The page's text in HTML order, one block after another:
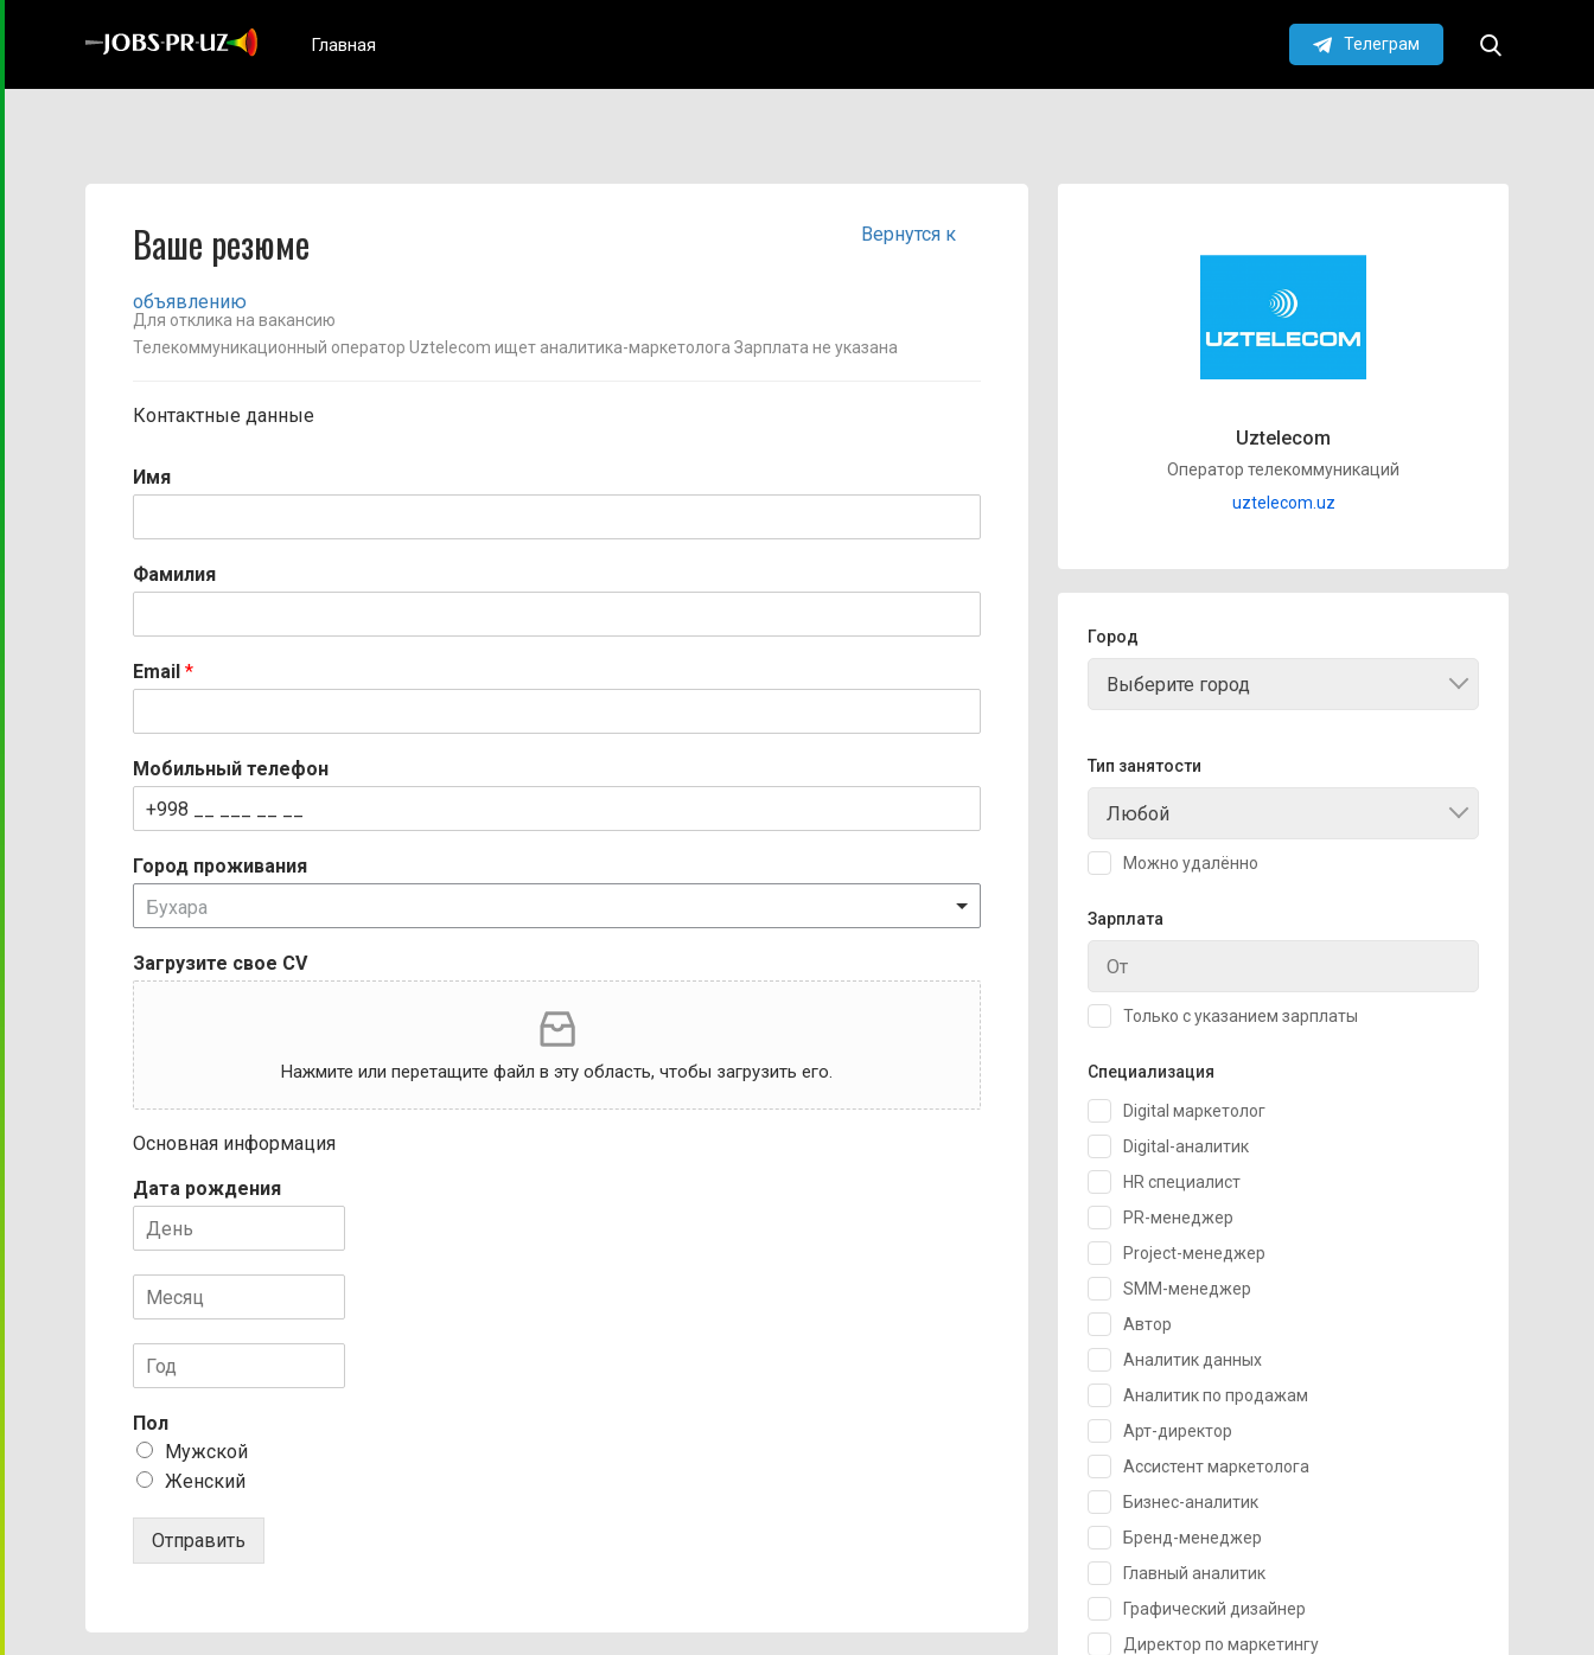
Главная Телеграм
Ваше резюме Вернутся к
объявлению
Для отклика на вакансию
Телекоммуникационный оператор Uztelecom ищет аналитика-маркетолога Зарплата не указана
Контактные данные
Имя
Фамилия
Email *
Мобильный телефон
Город проживания
Бухара
Загрузите свое CV
Нажмите или перетащите файл в эту область, чтобы загрузить его.
Основная информация
Дата рождения
Пол
Мужской
Женский
Отправить
Uztelecom
Оператор телекоммуникаций
uztelecom.uz
Город
Выберите город
Тип занятости
Любой
Можно удалённо
Зарплата
Только с указанием зарплаты
Специализация
Digital маркетолог
Digital-аналитик
HR специалист
PR-менеджер
Project-менеджер
SMM-менеджер
Автор
Аналитик данных
Аналитик по продажам
Арт-директор
Ассистент маркетолога
Бизнес-аналитик
Бренд-менеджер
Главный аналитик
Графический дизайнер
Директор по маркетингу